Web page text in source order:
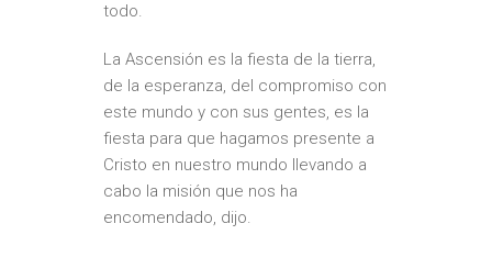
todo.
La Ascensión es la fiesta de la tierra,
de la esperanza, del compromiso con
este mundo y con sus gentes, es la
fiesta para que hagamos presente a
Cristo en nuestro mundo llevando a
cabo la misión que nos ha
encomendado, dijo.